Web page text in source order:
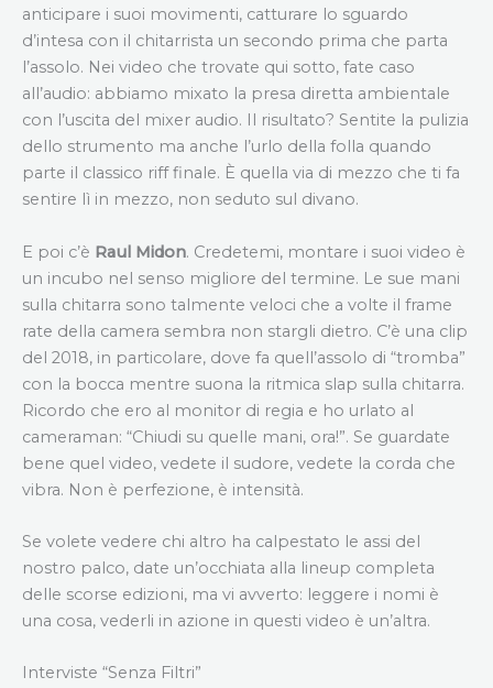
anticipare i suoi movimenti, catturare lo sguardo
d’intesa con il chitarrista un secondo prima che parta
l’assolo. Nei video che trovate qui sotto, fate caso
all’audio: abbiamo mixato la presa diretta ambientale
con l’uscita del mixer audio. Il risultato? Sentite la pulizia
dello strumento ma anche l’urlo della folla quando
parte il classico riff finale. È quella via di mezzo che ti fa
sentire lì in mezzo, non seduto sul divano.
E poi c’è Raul Midon. Credetemi, montare i suoi video è
un incubo nel senso migliore del termine. Le sue mani
sulla chitarra sono talmente veloci che a volte il frame
rate della camera sembra non stargli dietro. C’è una clip
del 2018, in particolare, dove fa quell’assolo di “tromba”
con la bocca mentre suona la ritmica slap sulla chitarra.
Ricordo che ero al monitor di regia e ho urlato al
cameraman: “Chiudi su quelle mani, ora!”. Se guardate
bene quel video, vedete il sudore, vedete la corda che
vibra. Non è perfezione, è intensità.
Se volete vedere chi altro ha calpestato le assi del
nostro palco, date un’occhiata alla lineup completa
delle scorse edizioni, ma vi avverto: leggere i nomi è
una cosa, vederli in azione in questi video è un’altra.
Interviste “Senza Filtri”